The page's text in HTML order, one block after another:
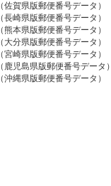
（佐賀県版郵便番号データ）
（長崎県版郵便番号データ）
（熊本県版郵便番号データ）
（大分県版郵便番号データ）
（宮崎県版郵便番号データ）
（鹿児島県版郵便番号データ）
（沖縄県版郵便番号データ）